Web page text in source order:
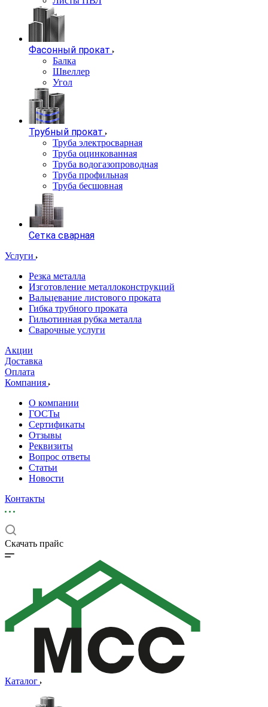
Фасонный прокат
Балка
Швеллер
Угол
Трубный прокат
Труба электросварная
Труба оцинкованная
Труба водогазопроводная
Труба профильная
Труба бесшовная
Сетка сварная
Услуги
Резка металла
Изготовление металлоконструкций
Вальцевание листового проката
Гибка трубного проката
Гильотинная рубка металла
Сварочные услуги
Акции
Доставка
Оплата
Компания
О компании
ГОСТы
Сертификаты
Отзывы
Реквизиты
Вопрос ответы
Статьи
Новости
Контакты
Скачать прайс
Каталог